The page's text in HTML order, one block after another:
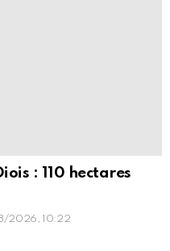
: 110 hectares
2026, 10:22